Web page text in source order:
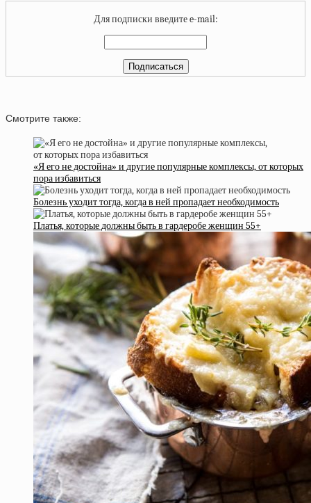
Для подписки введите e-mail:
Смотрите также:
«Я его не достойна» и другие популярные комплексы, от которых
пора избавиться
Болезнь уходит тогда, когда в ней пропадает необходимость
Платья, которые должны быть в гардеробе женщин 55+